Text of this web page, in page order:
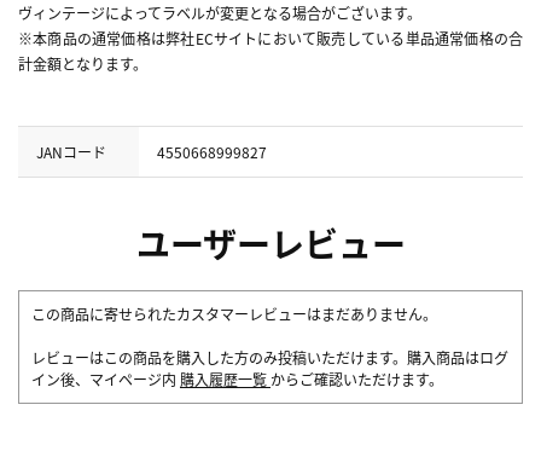
ヴィンテージによってラベルが変更となる場合がございます。
※本商品の通常価格は弊社ECサイトにおいて販売している単品通常価格の合
計金額となります。
JANコード 4550668999827
ユーザーレビュー
この商品に寄せられたカスタマーレビューはまだありません。
レビューはこの商品を購入した方のみ投稿いただけます。購入商品はログ
イン後、マイページ内 購入履歴一覧 からご確認いただけます。